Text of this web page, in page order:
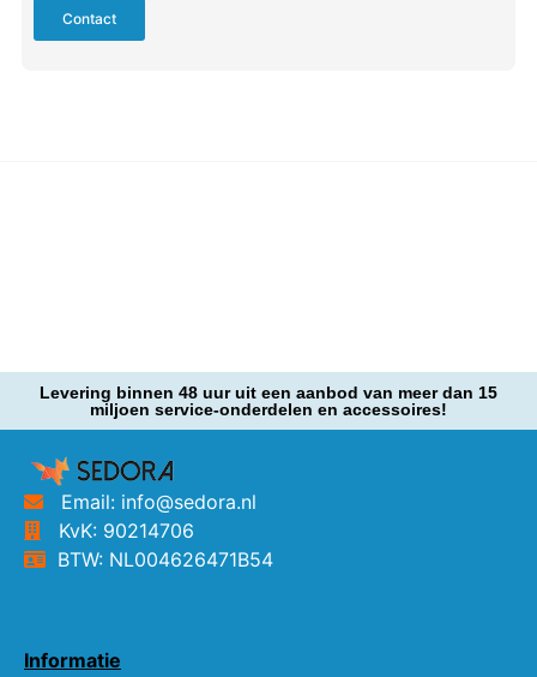
Contact
Levering binnen 48 uur uit een aanbod van meer dan 15
miljoen service-onderdelen en accessoires!
Email: info@sedora.nl
KvK: 90214706
BTW: NL004626471B54
Informatie